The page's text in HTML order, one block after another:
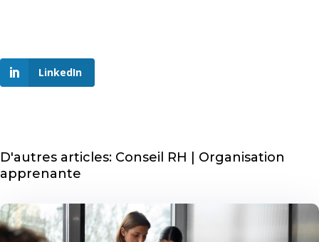
LinkedIn
D'autres articles: Conseil RH | Organisation
apprenante